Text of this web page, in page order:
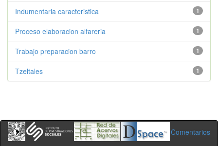
1
Indumentaria caracteristica
1
Proceso elaboracion alfareria
1
Trabajo preparacion barro
1
Tzeltales
Comentarios